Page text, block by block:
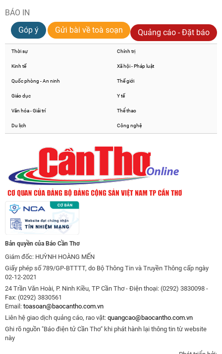
BÁO IN
Góp ý
Gửi bài về toà soạn Quảng cáo - Đặt báo
Thời sự Chính trị
Kinh tế Xã hội - Pháp luật
Quốc phòng - An ninh Thế giới
Giáo dục Y tế
Văn hóa - Giải trí Thể thao
Du lịch Công nghệ
Bản quyền của Báo Cần Thơ
Giám đốc: HUỲNH HOÀNG MẾN
Giấy phép số 789/GP-BTTTT, do Bộ Thông Tin và Truyền Thông cấp ngày
02-12-2021
24 Trần Văn Hoài, P. Ninh Kiều, TP Cần Thơ - Điện thoại: (0292) 3830098 -
Fax: (0292) 3830561
Email: toasoan@baocantho.com.vn
Liên hệ giao dịch quảng cáo, rao vặt: quangcao@baocantho.com.vn
Ghi rõ nguồn "Báo điện tử Cần Thơ" khi phát hành lại thông tin từ website
này